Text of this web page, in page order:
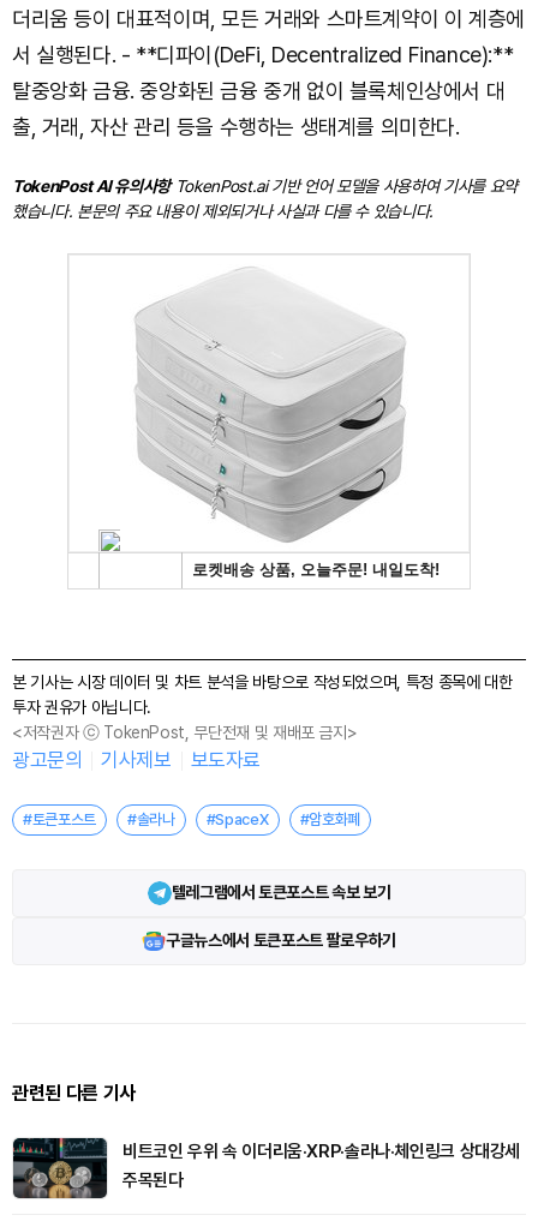
더리움 등이 대표적이며, 모든 거래와 스마트계약이 이 계층에
서 실행된다. - **디파이(DeFi, Decentralized Finance):**
탈중앙화 금융. 중앙화된 금융 중개 없이 블록체인상에서 대
출, 거래, 자산 관리 등을 수행하는 생태계를 의미한다.
TokenPost AI 유의사항TokenPost.ai 기반 언어 모델을 사용하여 기사를 요약
했습니다. 본문의 주요 내용이 제외되거나 사실과 다를 수 있습니다.
본 기사는 시장 데이터 및 차트 분석을 바탕으로 작성되었으며, 특정 종목에 대한
투자 권유가 아닙니다.
<저작권자 ⓒ TokenPost, 무단전재 및 재배포 금지>
광고문의 기사제보 보도자료
#토큰포스트 #솔라나 #SpaceX #암호화폐
텔레그램에서 토큰포스트 속보 보기
구글뉴스에서 토큰포스트 팔로우하기
관련된 다른 기사
비트코인 우위 속 이더리움·XRP·솔라나·체인링크 상대강세
주목된다